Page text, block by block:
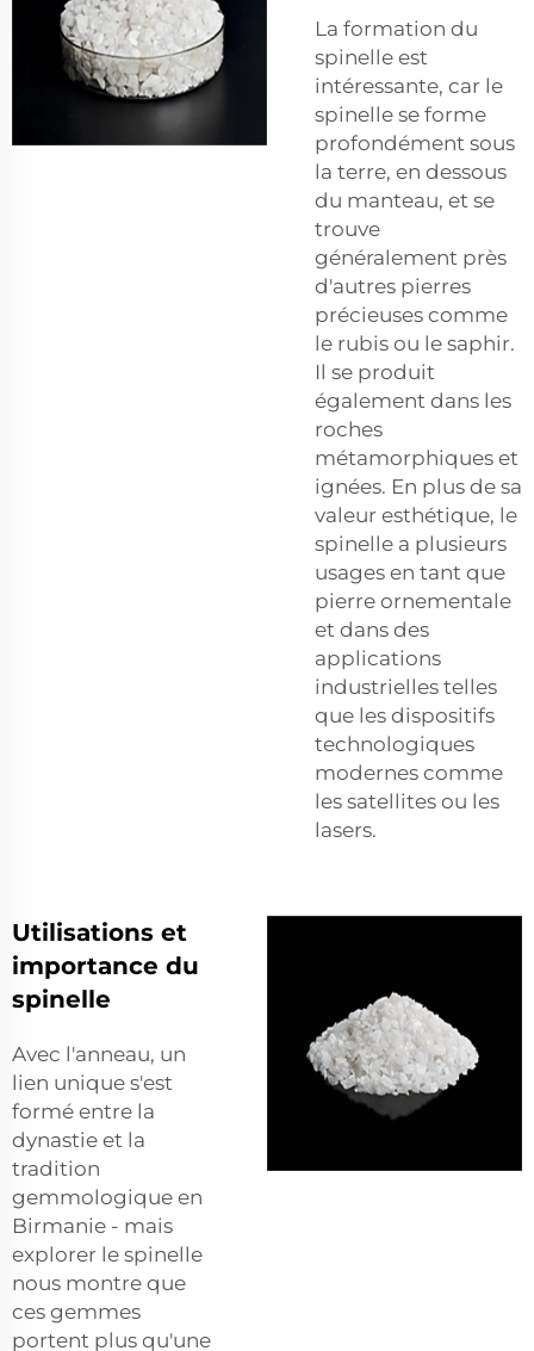
La formation du
spinelle est
intéressante, car le
spinelle se forme
profondément sous
la terre, en dessous
du manteau, et se
trouve
généralement près
d'autres pierres
précieuses comme
le rubis ou le saphir.
Il se produit
également dans les
roches
métamorphiques et
ignées. En plus de sa
valeur esthétique, le
spinelle a plusieurs
usages en tant que
pierre ornementale
et dans des
applications
industrielles telles
que les dispositifs
technologiques
modernes comme
les satellites ou les
lasers.
Utilisations et
importance du
spinelle
Avec l'anneau, un
lien unique s'est
formé entre la
dynastie et la
tradition
gemmologique en
Birmanie - mais
explorer le spinelle
nous montre que
ces gemmes
portent plus qu'une